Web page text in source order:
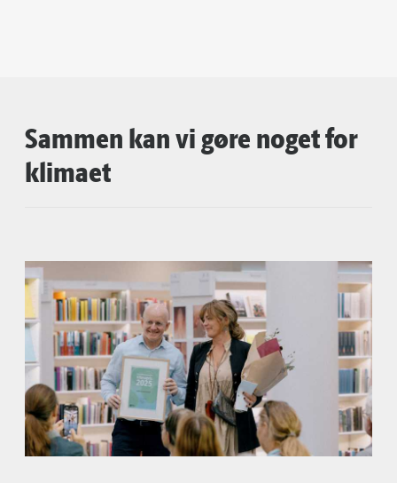
Sammen kan vi gøre noget for
klimaet